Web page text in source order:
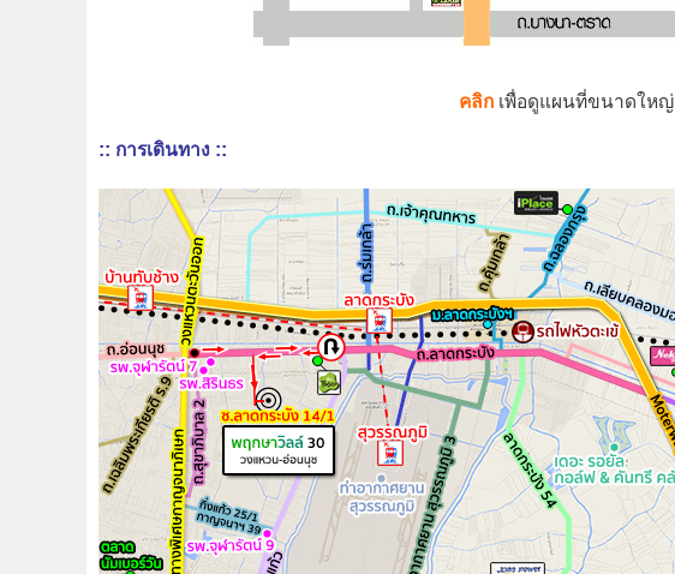
คลิก เพื่อดูแผนที่ขนาดใหญ่
:: การเดินทาง ::